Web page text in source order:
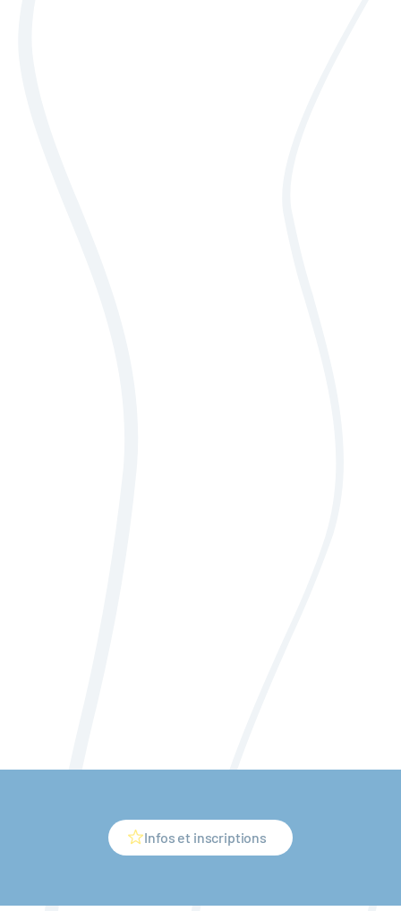
Infos et inscriptions